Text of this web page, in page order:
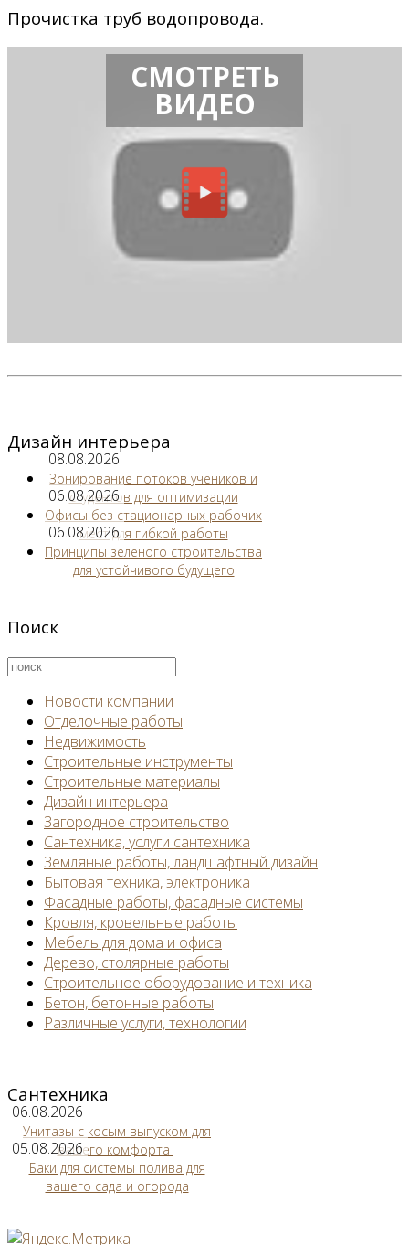
Прочистка труб водопровода.
СМОТРЕТЬ
ВИДЕО
Дизайн интерьера
08.08.2026
Зонирование потоков учеников и
студентов для оптимизации
06.08.2026
Офисы без стационарных рабочих
мест для гибкой работы
06.08.2026
Принципы зеленого строительства
для устойчивого будущего
Поиск
Новости компании
Отделочные работы
Недвижимость
Строительные инструменты
Строительные материалы
Дизайн интерьера
Загородное строительство
Сантехника, услуги сантехника
Земляные работы, ландшафтный дизайн
Бытовая техника, электроника
Фасадные работы, фасадные системы
Кровля, кровельные работы
Мебель для дома и офиса
Дерево, столярные работы
Строительное оборудование и техника
Бетон, бетонные работы
Различные услуги, технологии
Сантехника
06.08.2026
Унитазы с косым выпуском для
вашего комфорта
05.08.2026
Баки для системы полива для
вашего сада и огорода